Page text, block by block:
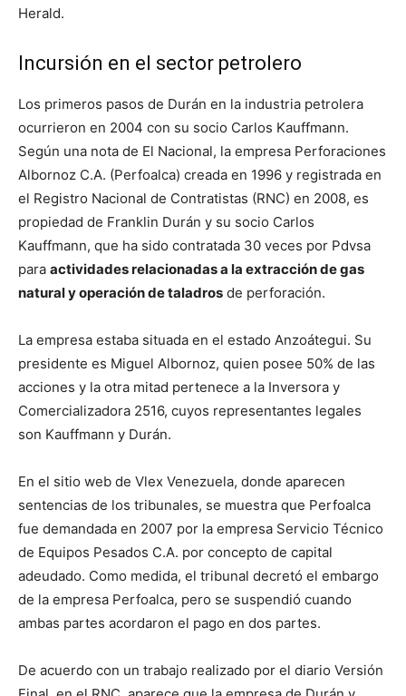
Herald.
Incursión en el sector petrolero
Los primeros pasos de Durán en la industria petrolera
ocurrieron en 2004 con su socio Carlos Kauffmann.
Según una nota de El Nacional, la empresa Perforaciones
Albornoz C.A. (Perfoalca) creada en 1996 y registrada en
el Registro Nacional de Contratistas (RNC) en 2008, es
propiedad de Franklin Durán y su socio Carlos
Kauffmann, que ha sido contratada 30 veces por Pdvsa
para actividades relacionadas a la extracción de gas
natural y operación de taladros de perforación.
La empresa estaba situada en el estado Anzoátegui. Su
presidente es Miguel Albornoz, quien posee 50% de las
acciones y la otra mitad pertenece a la Inversora y
Comercializadora 2516, cuyos representantes legales
son Kauffmann y Durán.
En el sitio web de Vlex Venezuela, donde aparecen
sentencias de los tribunales, se muestra que Perfoalca
fue demandada en 2007 por la empresa Servicio Técnico
de Equipos Pesados C.A. por concepto de capital
adeudado. Como medida, el tribunal decretó el embargo
de la empresa Perfoalca, pero se suspendió cuando
ambas partes acordaron el pago en dos partes.
De acuerdo con un trabajo realizado por el diario Versión